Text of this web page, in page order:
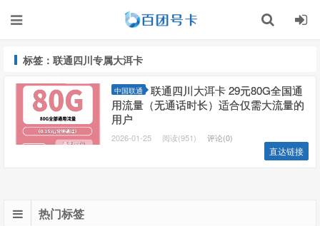
标签：联通四川专属大洱卡
中国联通
联通四川大洱卡 29元80G全国通
用流量（无通话时长）适合仅需大流量的
用户
2026-01-25 阅读(951) 评论(0)
直达链接
热门标签